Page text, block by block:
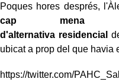
Poques hores després,
cap mena
d'alternativa residencial
ubicat a prop del que havia
https://twitter.com/